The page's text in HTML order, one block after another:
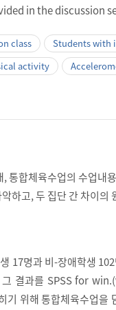
in the discussion
class
Students with
activity
통합체육수업의 수업내
하고, 두 집단 간 차이의
17명과 비-장애학생
그 결과를 SPSS for
위해 통합체육수업을